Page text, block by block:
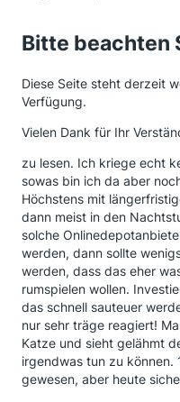
Bitte beachten
Diese Seite steht derzeit
Verfügung.
Vielen Dank für Ihr
zu lesen. Ich kriege echt
sowas bin ich da aber
Höchstens mit
dann meist in den
solche
werden, dann sollte
werden, dass das eher
rumspielen wollen.
das schnell sauteuer
nur sehr träge reagiert!
Katze und sieht gelähmt
irgendwas tun zu können.
gewesen, aber heute